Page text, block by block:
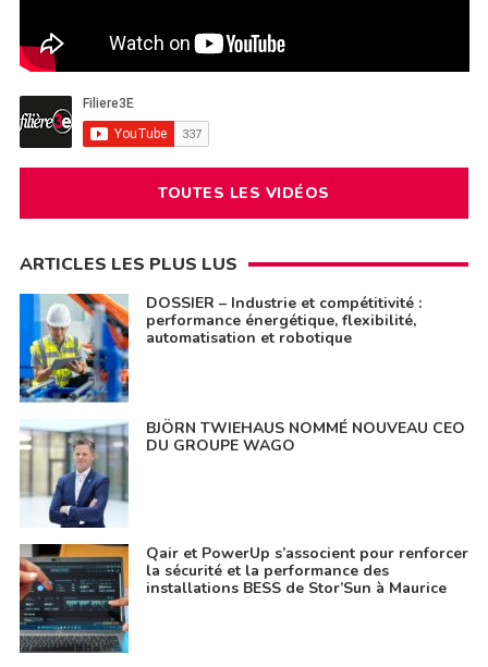
TOUTES LES VIDÉOS
ARTICLES LES PLUS LUS
DOSSIER – Industrie et compétitivité :
performance énergétique, flexibilité,
automatisation et robotique
BJÖRN TWIEHAUS NOMMÉ NOUVEAU CEO
DU GROUPE WAGO
Qair et PowerUp s’associent pour renforcer
la sécurité et la performance des
installations BESS de Stor’Sun à Maurice